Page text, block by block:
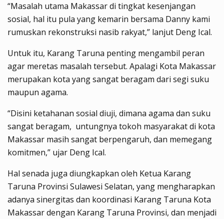
“Masalah utama Makassar di tingkat kesenjangan
sosial, hal itu pula yang kemarin bersama Danny kami
rumuskan rekonstruksi nasib rakyat,” lanjut Deng Ical.
Untuk itu, Karang Taruna penting mengambil peran
agar meretas masalah tersebut. Apalagi Kota Makassar
merupakan kota yang sangat beragam dari segi suku
maupun agama.
“Disini ketahanan sosial diuji, dimana agama dan suku
sangat beragam, untungnya tokoh masyarakat di kota
Makassar masih sangat berpengaruh, dan memegang
komitmen,” ujar Deng Ical.
Hal senada juga diungkapkan oleh Ketua Karang
Taruna Provinsi Sulawesi Selatan, yang mengharapkan
adanya sinergitas dan koordinasi Karang Taruna Kota
Makassar dengan Karang Taruna Provinsi, dan menjadi